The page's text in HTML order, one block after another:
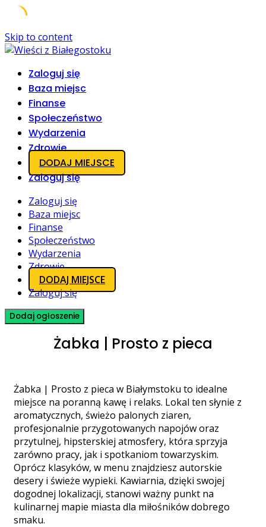
Skip to content
Zaloguj się
Baza miejsc
Finanse
Społeczeństwo
Wydarzenia
Zdrowie
DODAJ MIEJSCE
Zaloguj się
Zaloguj się
Baza miejsc
Finanse
Społeczeństwo
Wydarzenia
Zdrowie
DODAJ MIEJSCE
Zaloguj się
Dodaj ogłoszenie
Żabka | Prosto z pieca
Żabka | Prosto z pieca w Białymstoku to idealne
miejsce na poranną kawę i relaks. Lokal ten słynie z
aromatycznych, świeżo palonych ziaren,
profesjonalnie przygotowanych napojów oraz
przytulnej, hipsterskiej atmosfery, która sprzyja
zarówno pracy, jak i spotkaniom towarzyskim.
Oprócz klasyków, w menu znajdziesz autorskie
desery i świeże wypieki. Kawiarnia, dzięki swojej
dogodnej lokalizacji, stanowi ważny punkt na
kulinarnej mapie miasta dla miłośników dobrego
smaku.